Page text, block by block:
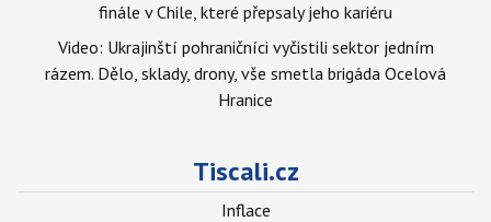
finále v Chile, které přepsaly jeho kariéru
Video: Ukrajinští pohraničníci vyčistili sektor jedním
rázem. Dělo, sklady, drony, vše smetla brigáda Ocelová
Hranice
Tiscali.cz
Inflace